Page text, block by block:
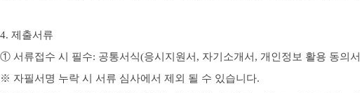
4. 제출서류
① 서류접수 시 필수: 공통서식(응시지원서 , 자기소개서 , 개인정보 활용 동의서
※ 자필서명 누락 시 서류 심사에서 제외 될 수 있습니다.